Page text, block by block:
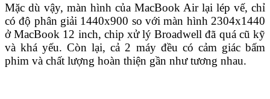
Mặc dù vậy, màn hình của MacBook Air lại lép vế, chỉ
có độ phân giải 1440x900 so với màn hình 2304x1440
ở MacBook 12 inch, chip xử lý Broadwell đã quá cũ kỹ
và khá yếu. Còn lại, cả 2 máy đều có cảm giác bấm
phim và chất lượng hoàn thiện gần như tương nhau.